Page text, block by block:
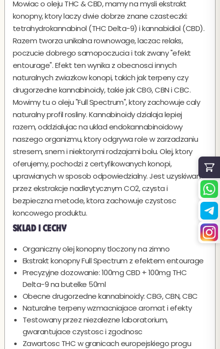
Mowiac o oleju THC & CBD, mamy na mysli ekstrakt
konopny, ktory laczy dwie dobrze znane czasteczki:
tetrahydrokannabinol (THC Delta-9) i kannabidiol (CBD).
Razem tworza unikalna rownowage, laczac relaks,
poczucie dobrego samopoczucia i tak zwany "efekt
entourage". Efekt ten wynika z obecnosci innych
naturalnych zwiazkow konopi, takich jak terpeny czy
drugorzedne kannabinoidy, takie jak CBG, CBN i CBC.
Mowimy tu o oleju "Full Spectrum", ktory zachowuje caly
naturalny profil rosliny. Kannabinoidy dzialaja lepiej
razem, oddzialujac na uklad endokannabinoidowy
naszego organizmu, ktory odgrywa role w zarzadzaniu
stresem, snem i niektorymi rodzajami bolu. Olej, ktory
oferujemy, pochodzi z certyfikowanych konopi,
uprawianych w sposob odpowiedzialny. Jest uzyskiwany
przez ekstrakcje nadkrytycznym CO2, czysta i
bezpieczna metode, ktora zachowuje czystosc
koncowego produktu.
Sklad i cechy
Organiczny olej konopny tloczony na zimno
Ekstrakt konopny Full Spectrum z efektem entourage
Precyzyjne dozowanie: 100mg CBD + 100mg THC
Delta-9 na butelke 50ml
Obecne drugorzedne kannabinoidy: CBG, CBN, CBC
Naturalne terpeny wzmacniajace aromat i efekty
Testowany przez niezalezne laboratorium,
gwarantujace czystosc i zgodnosc
Zawartosc THC w granicach europejskiego progu